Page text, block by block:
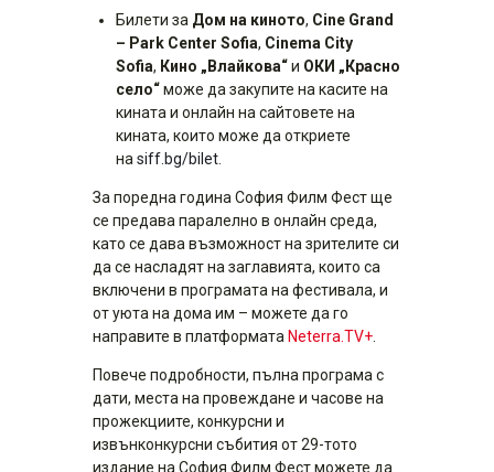
Билети за Дом на киното, Cine Grand
– Park Center Sofia, Cinema City
Sofia, Кино „Влайкова“и ОКИ „Красно
село“може да закупите на касите на
кината и онлайн на сайтовете на
кината, които може да откриете
наsiff.bg/bilet.
За поредна година София Филм Фест ще
се предава паралелно в онлайн среда,
като се дава възможност на зрителите си
да се насладят на заглавията, които са
включени в програмата на фестивала, и
от уюта на дома им – можете да го
направите в платформата Neterra.TV+.
Повече подробности, пълна програма с
дати, места на провеждане и часове на
прожекциите, конкурсни и
извънконкурсни събития от 29-тото
издание на София Филм Фест можете да